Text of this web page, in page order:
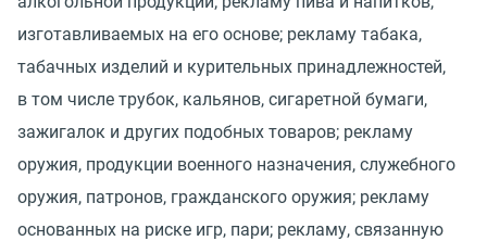
изготавливаемых на его основе; рекламу табака,
табачных изделий и курительных принадлежностей,
в том числе трубок, кальянов, сигаретной бумаги,
зажигалок и других подобных товаров; рекламу
оружия, продукции военного назначения, служебного
оружия, патронов, гражданского оружия; рекламу
основанных на риске игр, пари; рекламу, связанную